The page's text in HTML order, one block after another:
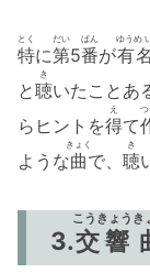
特
とく
に第
だい
5番
ばん
が有名
ゆうめ
と聴
き
いたことあ
らヒントを得
え
て
つ
ような曲
きょく
で、 聴
き
3.交響
こうきょう き